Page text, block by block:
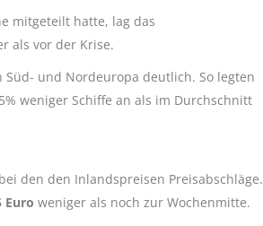
mitgeteilt hatte, lag das
als vor der Krise.
und Nordeuropa deutlich. So legten
weniger Schiffe an als im Durchschnitt
den den Inlandspreisen Preisabschläge.
Euro weniger als noch zur Wochenmitte.